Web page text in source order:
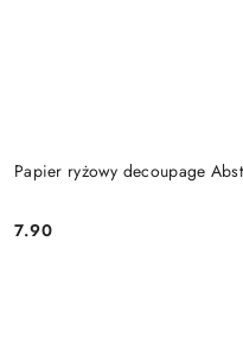
Papier ryżowy decoupage
Cena:
7.90